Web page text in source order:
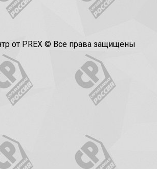
от PREX © Все права защищены